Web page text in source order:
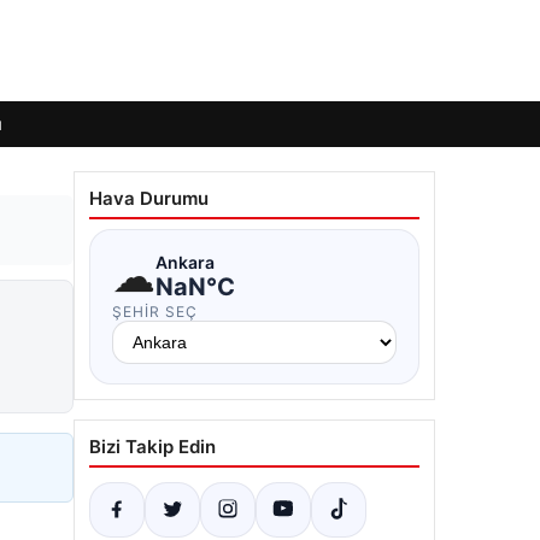
Hava Durumu
☁Ankara
NaN°C
ŞEHIR SEÇ
Bizi Takip Edin